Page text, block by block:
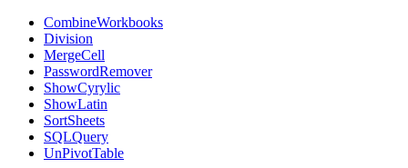
CombineWorkbooks
Division
MergeCell
PasswordRemover
ShowCyrylic
ShowLatin
SortSheets
SQLQuery
UnPivotTable